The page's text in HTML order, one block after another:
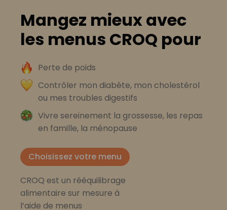
Mangez mieux avec
les menus CROQ pour
Perte de poids
Contrôler mon diabète, mon cholestérol
ou mes troubles digestifs
Vivre sereinement la grossesse, les repas
en famille, la ménopause
Choisissez votre menu
CROQ est un rééquilibrage
alimentaire sur mesure à
l’aide de menus